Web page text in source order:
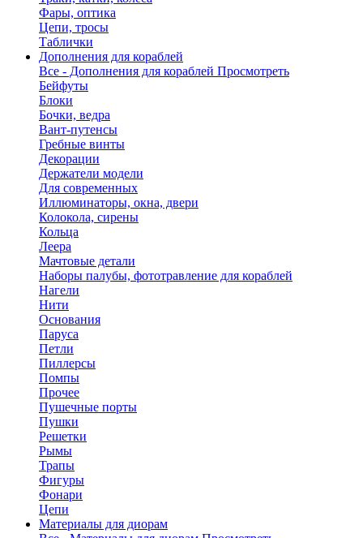
Фары, оптика
Цепи, тросы
Таблички
Дополнения для кораблей
Все - Дополнения для кораблей Просмотреть
Бейфуты
Блоки
Бочки, ведра
Вант-путенсы
Гребные винты
Декорации
Держатели модели
Для современных
Иллюминаторы, окна, двери
Колокола, сирены
Кольца
Леера
Мачтовые детали
Наборы палубы, фототравление для кораблей
Нагели
Нити
Основания
Паруса
Петли
Пиллерсы
Помпы
Прочее
Пушечные порты
Пушки
Решетки
Рымы
Трапы
Фигуры
Фонари
Цепи
Материалы для диорам